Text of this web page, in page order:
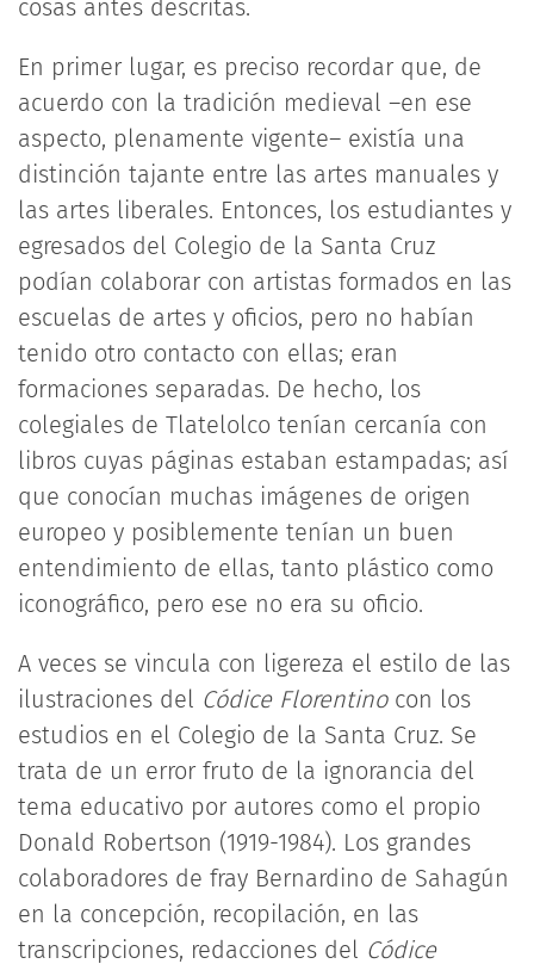
cosas antes descritas.
En primer lugar, es preciso recordar que, de
acuerdo con la tradición medieval –en ese
aspecto, plenamente vigente– existía una
distinción tajante entre las artes manuales y
las artes liberales. Entonces, los estudiantes y
egresados del Colegio de la Santa Cruz
podían colaborar con artistas formados en las
escuelas de artes y oficios, pero no habían
tenido otro contacto con ellas; eran
formaciones separadas. De hecho, los
colegiales de Tlatelolco tenían cercanía con
libros cuyas páginas estaban estampadas; así
que conocían muchas imágenes de origen
europeo y posiblemente tenían un buen
entendimiento de ellas, tanto plástico como
iconográfico, pero ese no era su oficio.
A veces se vincula con ligereza el estilo de las
ilustraciones del Códice Florentinocon los
estudios en el Colegio de la Santa Cruz. Se
trata de un error fruto de la ignorancia del
tema educativo por autores como el propio
Donald Robertson (1919-1984). Los grandes
colaboradores de fray Bernardino de Sahagún
en la concepción, recopilación, en las
transcripciones, redacciones del Códice